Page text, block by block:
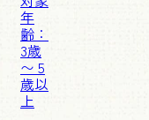
年
齢：
3歳
〜 5
歳以
上